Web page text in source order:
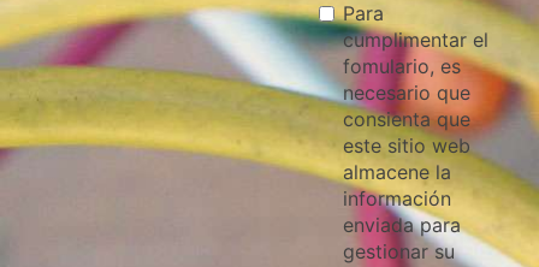
Para
cumplimentar el
fomulario, es
necesario que
consienta que
este sitio web
almacene la
información
enviada para
gestionar su